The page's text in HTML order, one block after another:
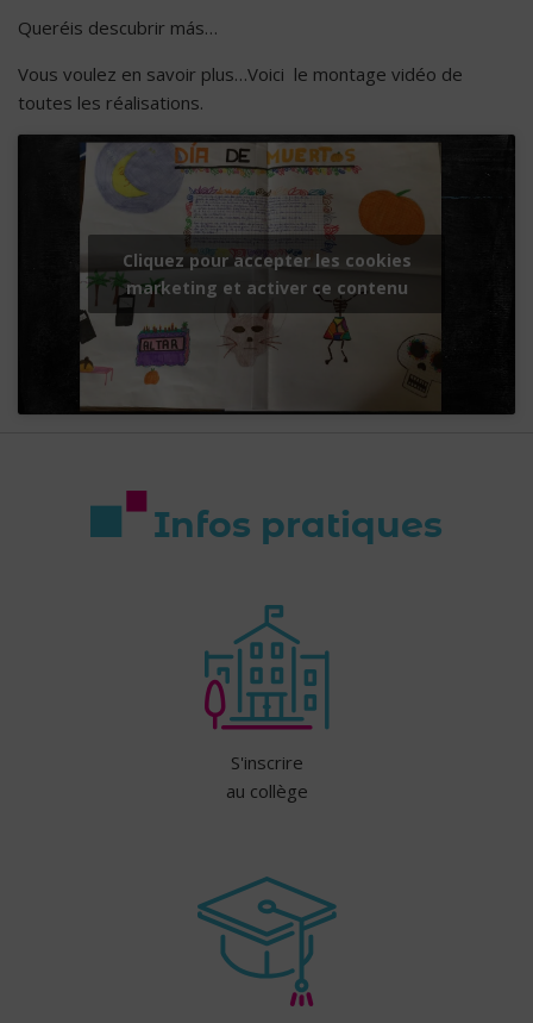
Queréis descubrir más…
Vous voulez en savoir plus…Voici le montage vidéo de
toutes les réalisations.
Cliquez pour accepter les cookies
marketing et activer ce contenu
Infos pratiques
S'inscrire
au collège